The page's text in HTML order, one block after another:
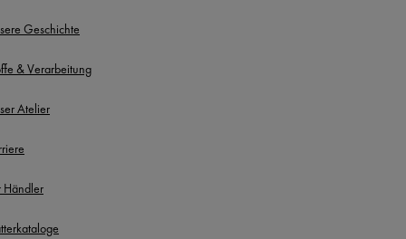
Geschichte
& Verarbeitung
Atelier
Händler